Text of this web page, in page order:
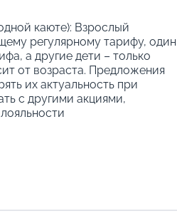
каюте): Взрослый
регулярному тарифу, один
а другие дети – только
от возраста. Предложения
их актуальность при
с другими акциями,